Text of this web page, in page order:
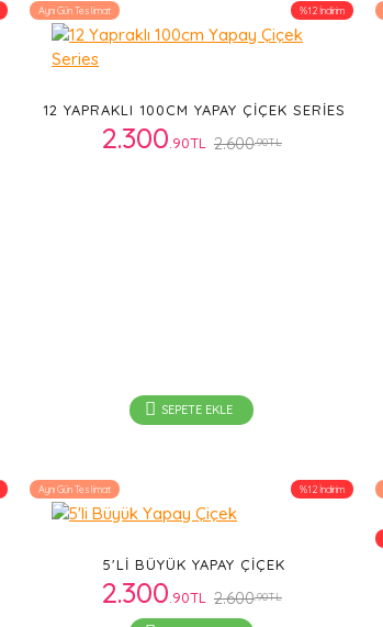
Aynı Gün Teslimat %12 İndirim
12 YAPRAKLI 100CM YAPAY ÇIÇEK SERIES
2.300 .90TL 2.600.90TL
SEPETE EKLE
Aynı Gün Teslimat %12 İndirim
5'LI BÜYÜK YAPAY ÇIÇEK
2.300 .90TL 2.600.90TL